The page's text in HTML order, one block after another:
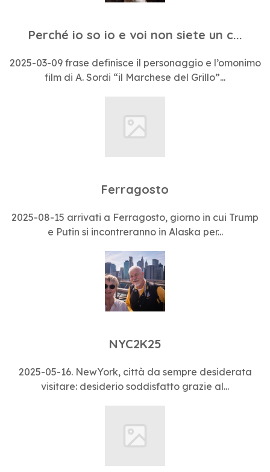
Perché io so io e voi non siete un c...
2025-03-09 frase definisce il personaggio e l’omonimo
film di A. Sordi “il Marchese del Grillo”...
Ferragosto
2025-08-15 arrivati a Ferragosto, giorno in cui Trump
e Putin si incontreranno in Alaska per...
NYC2K25
2025-05-16. NewYork, città da sempre desiderata
visitare: desiderio soddisfatto grazie al...